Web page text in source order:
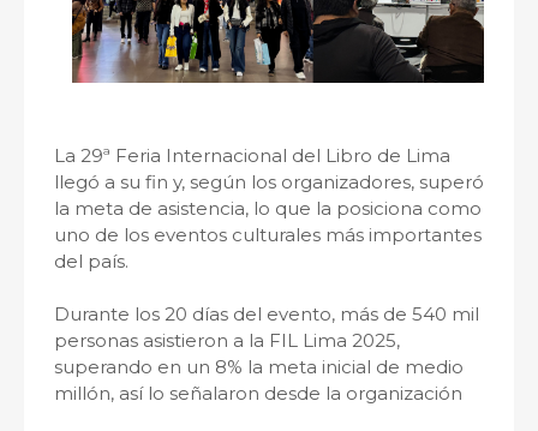
La 29ª Feria Internacional del Libro de Lima
llegó a su fin y, según los organizadores, superó
la meta de asistencia, lo que la posiciona como
uno de los eventos culturales más importantes
del país.
Durante los 20 días del evento, más de 540 mil
personas asistieron a la FIL Lima 2025,
superando en un 8% la meta inicial de medio
millón, así lo señalaron desde la organización